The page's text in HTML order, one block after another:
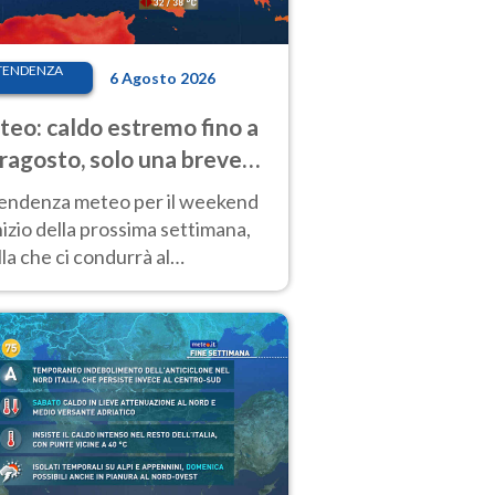
6 Agosto 2026
caldo estremo fino a
solo una breve
Ecco dove
meteo per il weekend
della prossima settimana,
che ci condurrà al
molto elevate